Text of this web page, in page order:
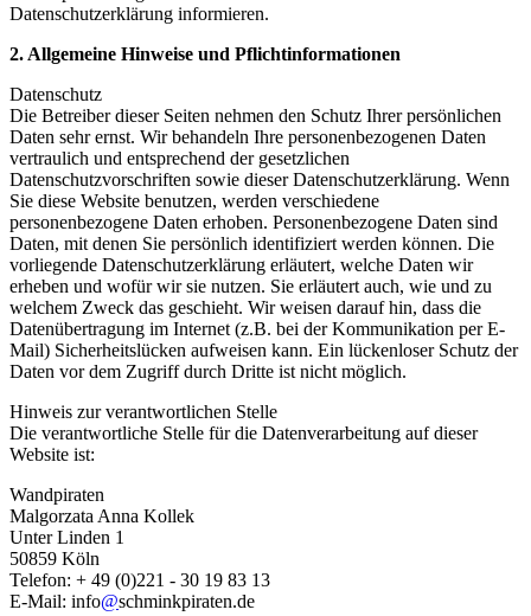
Datenschutzerklärung informieren.
2. Allgemeine Hinweise und Pflichtinformationen
Datenschutz
Die Betreiber dieser Seiten nehmen den Schutz Ihrer persönlichen
Daten sehr ernst. Wir behandeln Ihre personenbezogenen Daten
vertraulich und entsprechend der gesetzlichen
Datenschutzvorschriften sowie dieser Datenschutzerklärung. Wenn
Sie diese Website benutzen, werden verschiedene
personenbezogene Daten erhoben. Personenbezogene Daten sind
Daten, mit denen Sie persönlich identifiziert werden können. Die
vorliegende Datenschutzerklärung erläutert, welche Daten wir
erheben und wofür wir sie nutzen. Sie erläutert auch, wie und zu
welchem Zweck das geschieht. Wir weisen darauf hin, dass die
Datenübertragung im Internet (z.B. bei der Kommunikation per E-
Mail) Sicherheitslücken aufweisen kann. Ein lückenloser Schutz der
Daten vor dem Zugriff durch Dritte ist nicht möglich.
Hinweis zur verantwortlichen Stelle
Die verantwortliche Stelle für die Datenverarbeitung auf dieser
Website ist:
Wandpiraten
Malgorzata Anna Kollek
Unter Linden 1
50859 Köln
Telefon: + 49 (0)221 - 30 19 83 13
E-Mail: info@schminkpiraten.de